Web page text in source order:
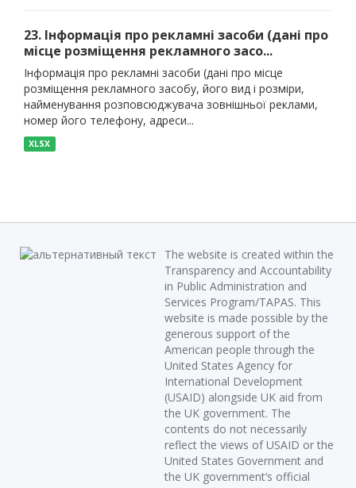
23. Інформація про рекламні засоби (дані про
місце розміщення рекламного засо...
Інформація про рекламні засоби (дані про місце
розміщення рекламного засобу, його вид і розміри,
найменування розповсюджувача зовнішньої реклами,
номер його телефону, адреси...
XLSX
The website is created within the
Transparency and Accountability
in Public Administration and
Services Program/TAPAS. This
website is made possible by the
generous support of the
American people through the
United States Agency for
International Development
(USAID) alongside UK aid from
the UK government. The
contents do not necessarily
reflect the views of USAID or the
United States Government and
the UK government’s official